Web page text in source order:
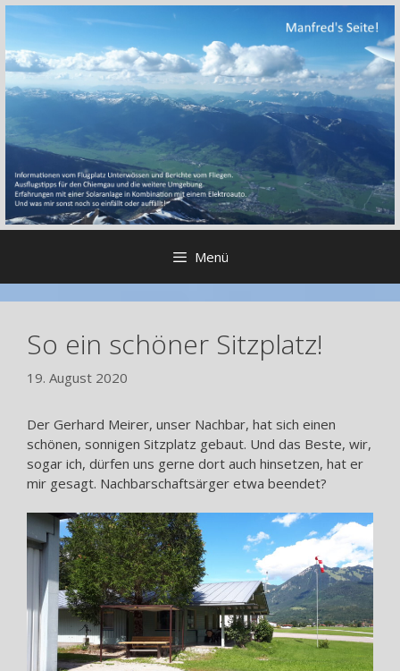
Zum
springen
Menü
So ein schöner Sitzplatz!
19. August 2020
Der Gerhard Meirer, unser Nachbar, hat sich einen
schönen, sonnigen Sitzplatz gebaut. Und das Beste, wir,
sogar ich, dürfen uns gerne dort auch hinsetzen, hat er
mir gesagt. Nachbarschaftsärger etwa beendet?